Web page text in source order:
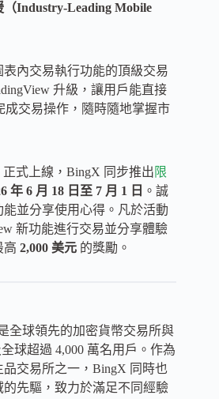
Industry-Leading Mobile
內交易執行功能的頂級交易
升級，讓用戶能直接
成交易操作，隨時隨地掌握市
正式上線，BingX 同步推出 限
年 6 月 18 日至 7 月 1 日 。誠
並分享使用心得。凡於活動
新功能進行交易並分享體驗
高 2,000 美元 的獎勵。
全球領先的加密貨幣交易所與
球超過 4,000 萬名用戶。作為
交易所之一，BingX 同時也
先驅，致力於滿足不同經驗